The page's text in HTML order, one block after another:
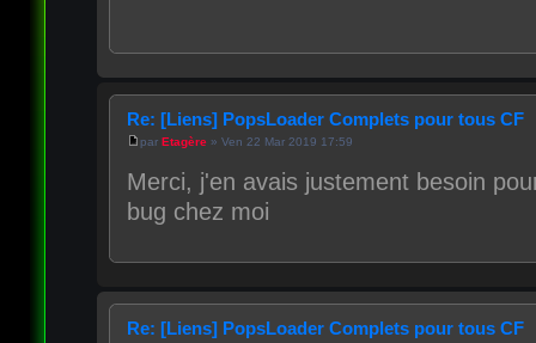
Re: [Liens] PopsLoader Complets pour tous CF
par Etagère» Ven 22 Mar 2019 17:59
Merci, j'en avais justement besoin
bug chez moi
Re: [Liens] PopsLoader Complets pour tous CF